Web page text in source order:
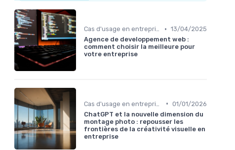
Cas d'usage en entreprise • 13/04/2025
Agence de developpement web :
comment choisir la meilleure pour
votre entreprise
• 01/01/2026
ChatGPT et la nouvelle dimension du
montage photo : repousser les
frontières de la créativité visuelle en
entreprise